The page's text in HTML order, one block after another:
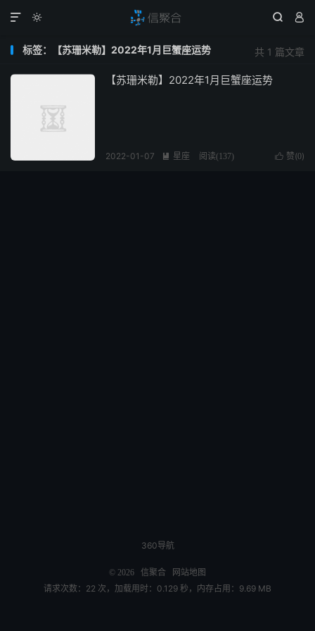
  

共 1 篇文章
标签：【苏珊米勒】2022年1月巨蟹座运势
【苏珊米勒】2022年1月巨蟹座运势
 赞(0)
2022-01-07  星座 阅读(137)
360导航
© 2026 信聚合 网站地图
请求次数：22 次，加载用时：0.129 秒，内存占用：9.69 MB